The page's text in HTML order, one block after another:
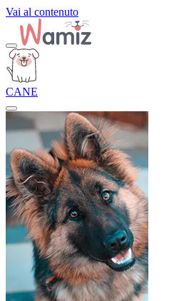
Vai al contenuto
CANE